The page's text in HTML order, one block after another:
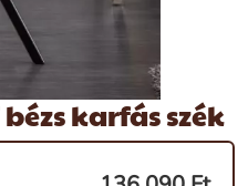
bézs karfás szék